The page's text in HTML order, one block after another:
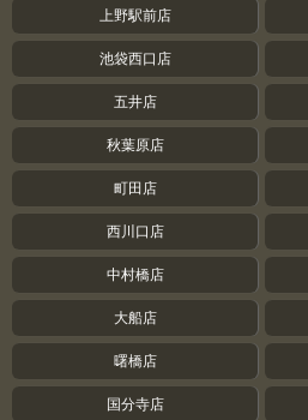
上野駅前店
池袋西口店
五井店
秋葉原店
町田店
西川口店
中村橋店
大船店
曙橋店
国分寺店